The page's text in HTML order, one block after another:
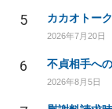
5 カカオトー
2026年7月20日
6 不貞相手へ
2026年8月5日